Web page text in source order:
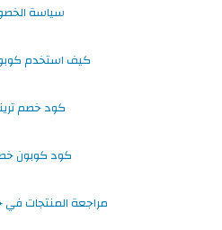
سياسة
كيف استخدم
كود خصم
كود كوبون
مراجعة المنتجات